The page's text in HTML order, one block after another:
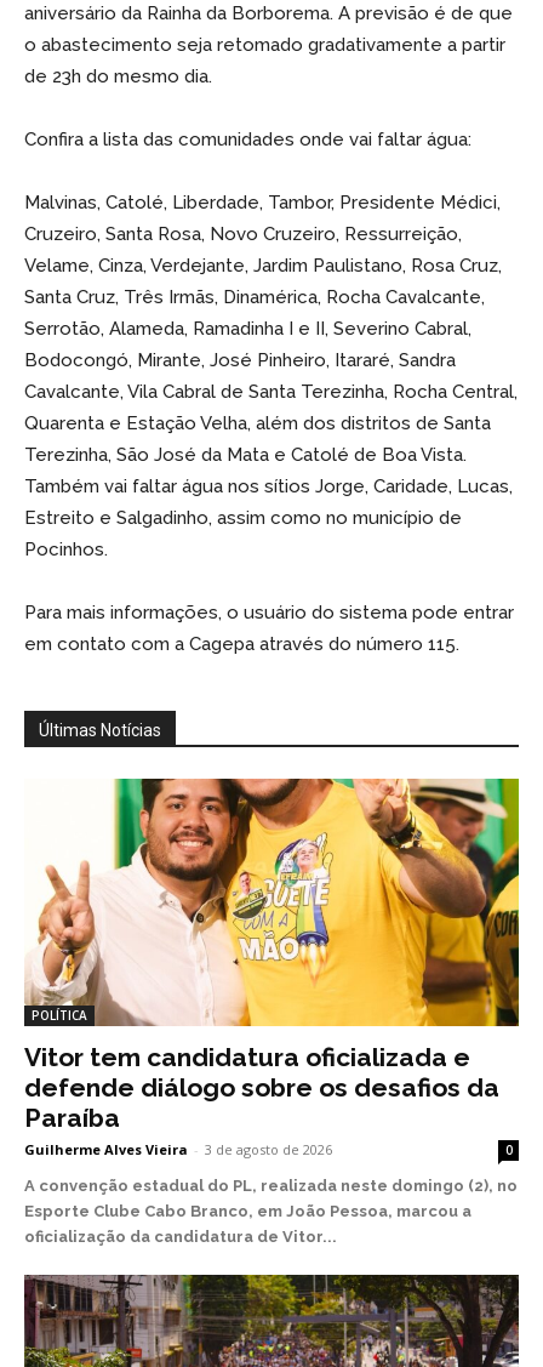
aniversário da Rainha da Borborema. A previsão é de que
o abastecimento seja retomado gradativamente a partir
de 23h do mesmo dia.
Confira a lista das comunidades onde vai faltar água:
Malvinas, Catolé, Liberdade, Tambor, Presidente Médici,
Cruzeiro, Santa Rosa, Novo Cruzeiro, Ressurreição,
Velame, Cinza, Verdejante, Jardim Paulistano, Rosa Cruz,
Santa Cruz, Três Irmãs, Dinamérica, Rocha Cavalcante,
Serrotão, Alameda, Ramadinha I e II, Severino Cabral,
Bodocongó, Mirante, José Pinheiro, Itararé, Sandra
Cavalcante, Vila Cabral de Santa Terezinha, Rocha Central,
Quarenta e Estação Velha, além dos distritos de Santa
Terezinha, São José da Mata e Catolé de Boa Vista.
Também vai faltar água nos sítios Jorge, Caridade, Lucas,
Estreito e Salgadinho, assim como no município de
Pocinhos.
Para mais informações, o usuário do sistema pode entrar
em contato com a Cagepa através do número 115.
Últimas Notícias
POLÍTICA
Vitor tem candidatura oficializada e
defende diálogo sobre os desafios da
Paraíba
Guilherme Alves Vieira - 3 de agosto de 2026 0
A convenção estadual do PL, realizada neste domingo (2), no
Esporte Clube Cabo Branco, em João Pessoa, marcou a
oficialização da candidatura de Vitor...